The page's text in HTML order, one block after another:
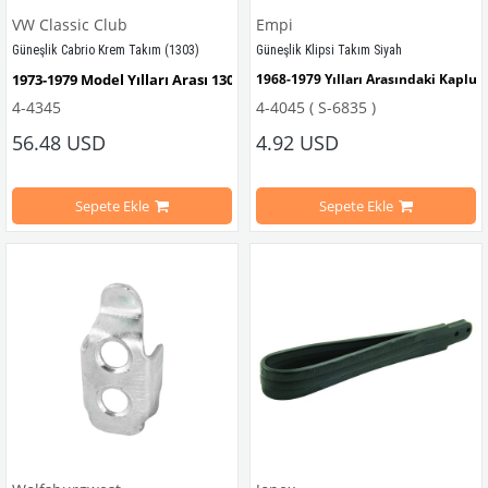
VW Classic Club
Güneşlik Cabrio Krem Takım (1303)
1973-1979 Model Yılları Arası 1303 Cabrio Modeller İle Uyumludur
1973-1979 Model Yılları Arası 1303 Convertible Modeller İle
VWCC Parça No: 4-4345
4-4345
56.48 USD
Sepete Ekle
Empi
Güneşlik Klipsi Takım Siyah
1968-1979 Yılları Arasındaki
1300-1302-1303 Kaplumbağa
1968-1974 Yılları Arasındaki
VWCC Parça No : 4-4045
4-4045 ( S-6835 )
4.92 USD
Sepete Ekle